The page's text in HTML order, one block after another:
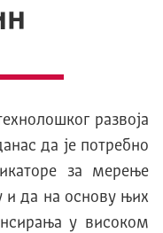
развоја
да је потребно
за мерење
и да на основу њих
у високом